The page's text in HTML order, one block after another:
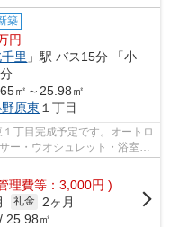
築
円
里 」駅 バス15分 「小
㎡～25.98㎡
原東 １丁目
丁目完成予定です。オートロ
ー・ウオシュレット・浴室乾
理費等：3,000円 )
礼金
2ヶ月
25.98㎡